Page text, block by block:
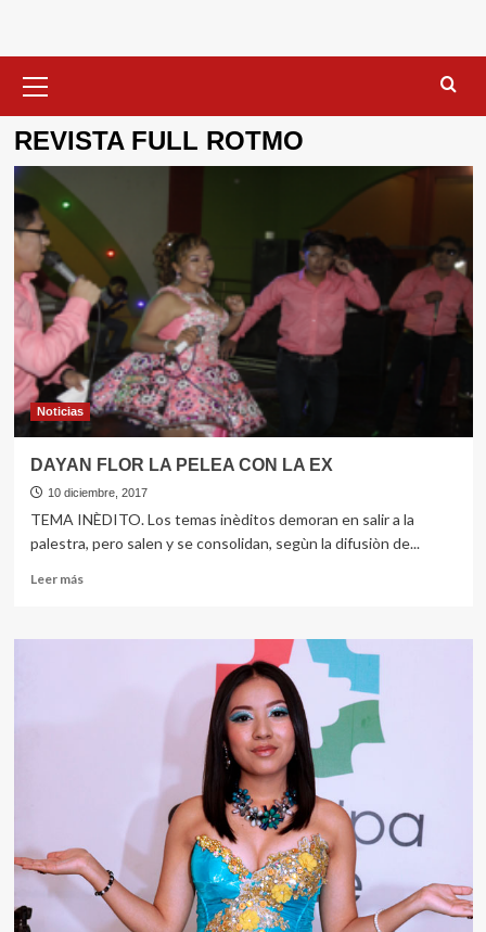
primario
REVISTA FULL ROTMO
Noticias
DAYAN FLOR LA PELEA CON LA EX
10 diciembre, 2017
TEMA INÈDITO. Los temas inèditos demoran en salir a la
palestra, pero salen y se consolidan, segùn la difusiòn de...
Leer másLeer
DAYAN